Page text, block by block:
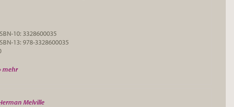
10: 3328600035
13: 978-3328600035
mehr
Melville